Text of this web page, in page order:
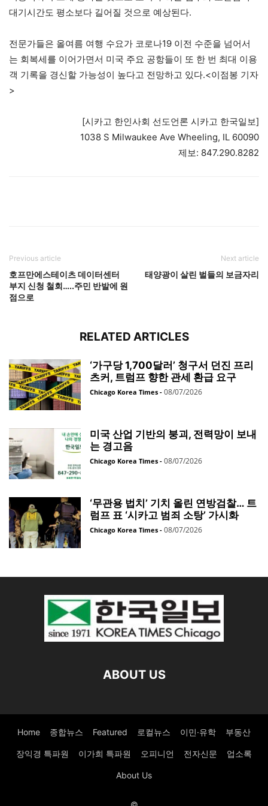
대기시간도 평소보다 길어질 것으로 예상된다.
전문가들은 올여름 여행 수요가 코로나19 이전 수준을 넘어서
는 회복세를 이어가면서 미국 주요 공항들이 또 한 번 최대 이용
객 기록을 경신할 가능성이 높다고 전망하고 있다.<이점봉 기자
>
[시카고 한인사회 선도언론 시카고 한국일보]
1038 S Milwaukee Ave Wheeling, IL 60090
제보: 847.290.8282
Previous article
호프만에스테이츠 데이터센터
부지 신청 철회…..주민 반발에 원
점으로
Next article
태양광이 살린 벌들의 보금자리
RELATED ARTICLES
‘가구당 1,700달러’ 청구서 던진 프리
츠커, 트럼프 향한 관세 환급 요구
Chicago Korea Times - 08/07/2026
미국 산업 기반의 붕괴, 전력망이 보내
는 경고음
Chicago Korea Times - 08/07/2026
‘무관용 법치’ 기치 올린 연방검찰… 트
럼프 표 ‘시카고 범죄 소탕’ 가시화
Chicago Korea Times - 08/07/2026
ABOUT US
Home 종합뉴스 Featured 로컬뉴스 이민·유학 부동산
장익경 특파원 이가희 특파원 오피니언 전자신문 업소록
About Us